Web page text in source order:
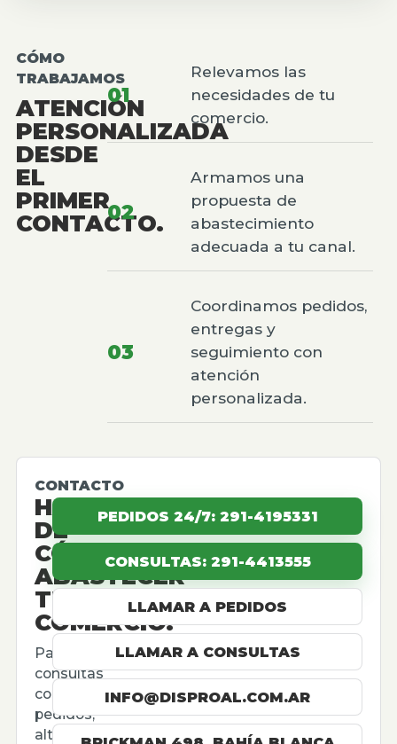
CÓMO
TRABAJAMOS
ATENCIÓN
PERSONALIZADA
DESDE
EL
PRIMER
CONTACTO.
01
Relevamos las
necesidades de tu
comercio.
02
Armamos una
propuesta de
abastecimiento
adecuada a tu canal.
03
Coordinamos pedidos,
entregas y
seguimiento con
atención
personalizada.
CONTACTO
HABLEMOS
DE
CÓMO
ABASTECER
TU
COMERCIO.
Para
consultas
comerciales,
pedidos,
altas
PEDIDOS 24/7: 291-4195331
CONSULTAS: 291-4413555
LLAMAR A PEDIDOS
LLAMAR A CONSULTAS
INFO@DISPROAL.COM.AR